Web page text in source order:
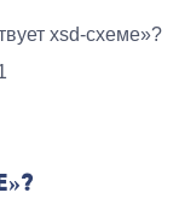
xsd-схеме»?